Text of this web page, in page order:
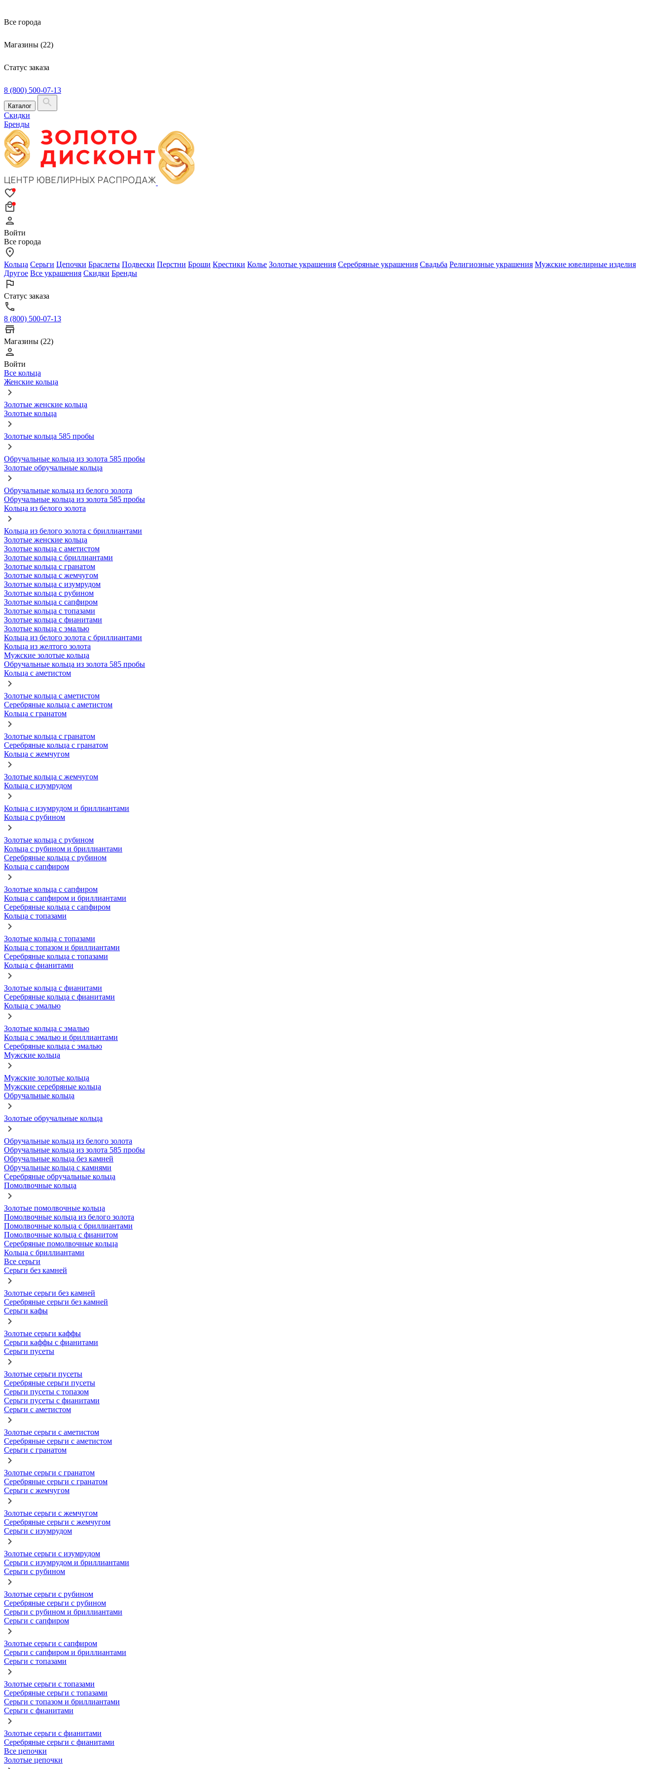
Все города
Магазины (22)
Статус заказа
8 (800) 500-07-13
Каталог
Скидки
Бренды
Войти
Все города
Кольца Серьги Цепочки Браслеты Подвески Перстни Броши Крестики Колье Золотые украшения Серебряные украшения Свадьба Религиозные украшения Мужские ювелирные изделия
Другое Все украшения Скидки Бренды
Статус заказа
8 (800) 500-07-13
Магазины (22)
Войти
Все кольца
Женские кольца
Золотые женские кольца
Золотые кольца
Золотые кольца 585 пробы
Обручальные кольца из золота 585 пробы
Золотые обручальные кольца
Обручальные кольца из белого золота
Обручальные кольца из золота 585 пробы
Кольца из белого золота
Кольца из белого золота с бриллиантами
Золотые женские кольца
Золотые кольца с аметистом
Золотые кольца с бриллиантами
Золотые кольца с гранатом
Золотые кольца с жемчугом
Золотые кольца с изумрудом
Золотые кольца с рубином
Золотые кольца с сапфиром
Золотые кольца с топазами
Золотые кольца с фианитами
Золотые кольца с эмалью
Кольца из белого золота с бриллиантами
Кольца из желтого золота
Мужские золотые кольца
Обручальные кольца из золота 585 пробы
Кольца с аметистом
Золотые кольца с аметистом
Серебряные кольца с аметистом
Кольца с гранатом
Золотые кольца с гранатом
Серебряные кольца с гранатом
Кольца с жемчугом
Золотые кольца с жемчугом
Кольца с изумрудом
Кольца с изумрудом и бриллиантами
Кольца с рубином
Золотые кольца с рубином
Кольца с рубином и бриллиантами
Серебряные кольца с рубином
Кольца с сапфиром
Золотые кольца с сапфиром
Кольца с сапфиром и бриллиантами
Серебряные кольца с сапфиром
Кольца с топазами
Золотые кольца с топазами
Кольца с топазом и бриллиантами
Серебряные кольца с топазами
Кольца с фианитами
Золотые кольца с фианитами
Серебряные кольца с фианитами
Кольца с эмалью
Золотые кольца с эмалью
Кольца с эмалью и бриллиантами
Серебряные кольца с эмалью
Мужские кольца
Мужские золотые кольца
Мужские серебряные кольца
Обручальные кольца
Золотые обручальные кольца
Обручальные кольца из белого золота
Обручальные кольца из золота 585 пробы
Обручальные кольца без камней
Обручальные кольца с камнями
Серебряные обручальные кольца
Помолвочные кольца
Золотые помолвочные кольца
Помолвочные кольца из белого золота
Помолвочные кольца с бриллиантами
Помолвочные кольца с фианитом
Серебряные помолвочные кольца
Кольца с бриллиантами
Все серьги
Серьги без камней
Золотые серьги без камней
Серебряные серьги без камней
Серьги кафы
Золотые серьги каффы
Серьги каффы с фианитами
Серьги пусеты
Золотые серьги пусеты
Серебряные серьги пусеты
Серьги пусеты с топазом
Серьги пусеты с фианитами
Серьги с аметистом
Золотые серьги с аметистом
Серебряные серьги с аметистом
Серьги с гранатом
Золотые серьги с гранатом
Серебряные серьги с гранатом
Серьги с жемчугом
Золотые серьги с жемчугом
Серебряные серьги с жемчугом
Серьги с изумрудом
Золотые серьги с изумрудом
Серьги с изумрудом и бриллиантами
Серьги с рубином
Золотые серьги с рубином
Серебряные серьги с рубином
Серьги с рубином и бриллиантами
Серьги с сапфиром
Золотые серьги с сапфиром
Серьги с сапфиром и бриллиантами
Серьги с топазами
Золотые серьги с топазами
Серебряные серьги с топазами
Серьги с топазом и бриллиантами
Серьги с фианитами
Золотые серьги с фианитами
Серебряные серьги с фианитами
Все цепочки
Золотые цепочки